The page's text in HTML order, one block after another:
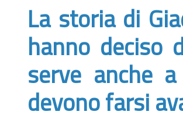
La storia di
hanno deciso
serve anche
devono farsi